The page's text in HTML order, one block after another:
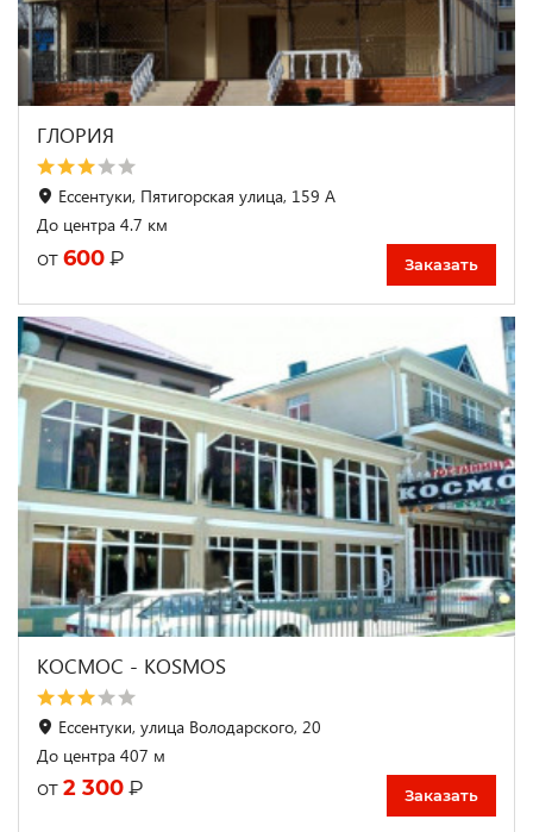
ГЛОРИЯ
Ессентуки, Пятигорская улица, 159 А
До центра 4.7 км
от 600 ₽ Заказать
КОСМОС - KOSMOS
Ессентуки, улица Володарского, 20
До центра 407 м
от 2 300 ₽ Заказать